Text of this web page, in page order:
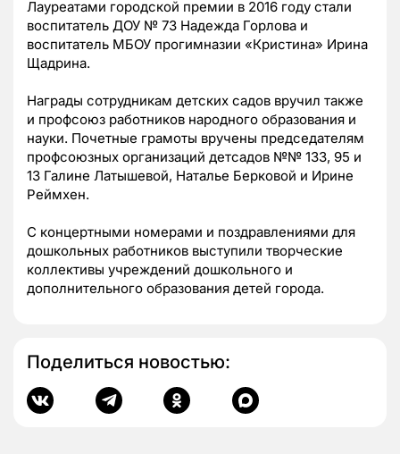
Лауреатами городской премии в 2016 году стали
воспитатель ДОУ № 73 Надежда Горлова и
воспитатель МБОУ прогимназии «Кристина» Ирина
Щадрина.
Награды сотрудникам детских садов вручил также
и профсоюз работников народного образования и
науки. Почетные грамоты вручены председателям
профсоюзных организаций детсадов №№ 133, 95 и
13 Галине Латышевой, Наталье Берковой и Ирине
Реймхен.
С концертными номерами и поздравлениями для
дошкольных работников выступили творческие
коллективы учреждений дошкольного и
дополнительного образования детей города.
Поделиться новостью: